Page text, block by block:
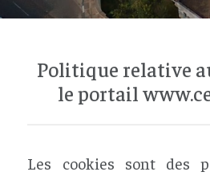
Politique relative
le portail
Les cookies sont des